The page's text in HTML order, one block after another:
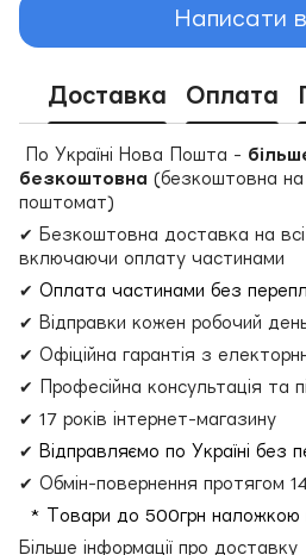
Написати
Доставка Оплата
По Україні Нова Пошта -
безкоштовна (безкоштовна на
поштомат)
✔ Безкоштовна доставка на
включаючи оплату частинами
✔ Оплата частинами без
✔ Відправки кожен робочий
✔ Офіційна гарантія з
✔ Професійна консультація та
✔ 17 років інтернет-магазину
✔ Відправляємо по Україні без
✔ Обмін-повернення протягом
* Товари до 500грн наложкою
Більше інформації про доставку